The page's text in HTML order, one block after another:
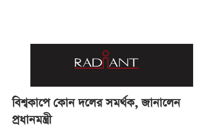
বিশ্বকাপে কোন দলের সমর্থক, জানালেন
প্রধানমন্ত্রী